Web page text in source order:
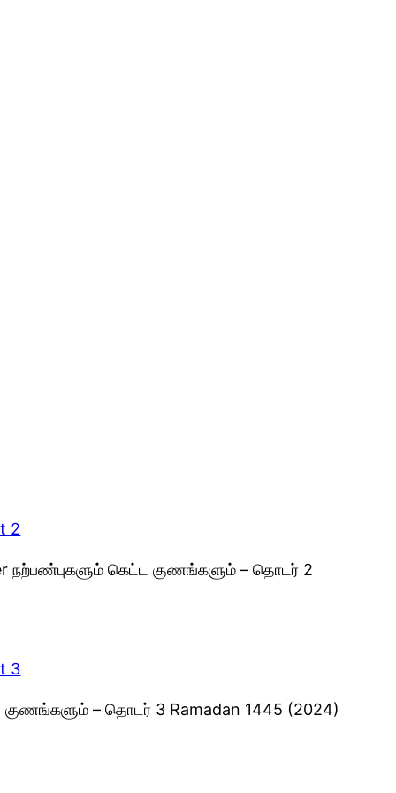
2
நற்பண்புகளும் கெட்ட குணங்களும் – தொடர் 2
3
– தொடர் 3 Ramadan 1445 (2024)